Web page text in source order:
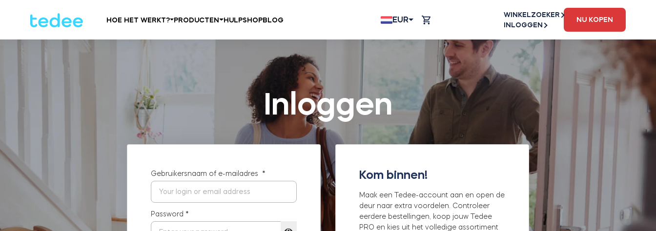
HOE HET WERKT? PRODUCTEN HULPSHOPBLOG EUR
WINKELZOEKER
INLOGGEN
NU KOPEN
Inloggen
Gebruikersnaam of e-mailadres *
Password *
Kom binnen!
Maak een Tedee-account aan en open de
deur naar extra voordelen. Controleer
eerdere bestellingen, koop jouw Tedee
PRO en kies uit het volledige assortiment